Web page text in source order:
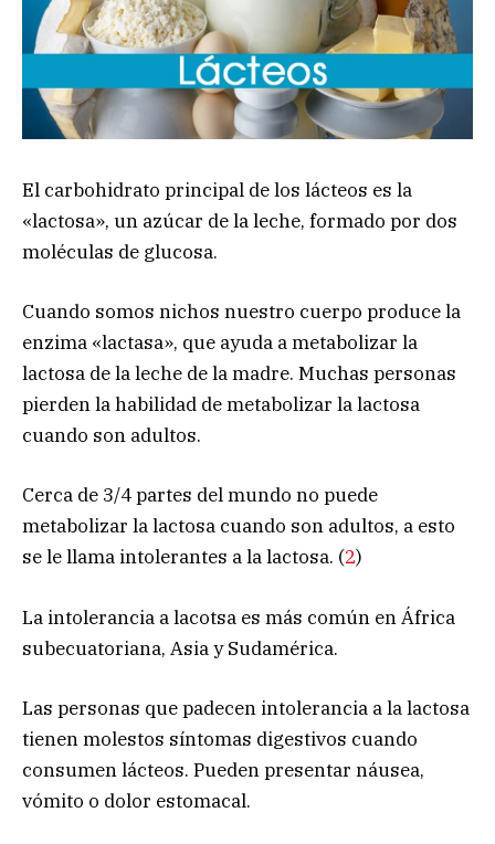
El carbohidrato principal de los lácteos es la
«lactosa», un azúcar de la leche, formado por dos
moléculas de glucosa.
Cuando somos nichos nuestro cuerpo produce la
enzima «lactasa», que ayuda a metabolizar la
lactosa de la leche de la madre. Muchas personas
pierden la habilidad de metabolizar la lactosa
cuando son adultos.
Cerca de 3/4 partes del mundo no puede
metabolizar la lactosa cuando son adultos, a esto
se le llama intolerantes a la lactosa. (2)
La intolerancia a lacotsa es más común en África
subecuatoriana, Asia y Sudamérica.
Las personas que padecen intolerancia a la lactosa
tienen molestos síntomas digestivos cuando
consumen lácteos. Pueden presentar náusea,
vómito o dolor estomacal.